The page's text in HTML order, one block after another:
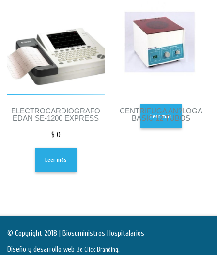
ELECTROCARDIOGRAFO
EDAN SE-1200 EXPRESS
$ 0
Leer más
CENTRIFUGA AN?LOGA
BASIC 12 TUBOS
Leer más
© Copyright 2018 | Biosuministros Hospitalarios
Diseño y desarrollo web Be Click Branding.